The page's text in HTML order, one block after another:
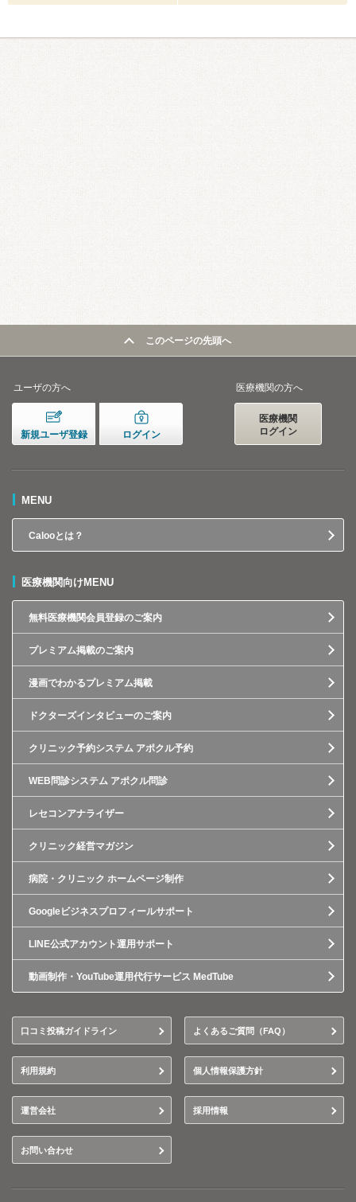
このページの先頭へ
ユーザの方へ
新規ユーザ登録 ログイン
医療機関の方へ
医療機関
ログイン
MENU
Calooとは？
医療機関向けMENU
無料医療機関会員登録のご案内
プレミアム掲載のご案内
漫画でわかるプレミアム掲載
ドクターズインタビューのご案内
クリニック予約システム アポクル予約
WEB問診システム アポクル問診
レセコンアナライザー
クリニック経営マガジン
病院・クリニック ホームページ制作
Googleビジネスプロフィールサポート
LINE公式アカウント運用サポート
動画制作・YouTube運用代行サービス MedTube
口コミ投稿ガイドライン よくあるご質問（FAQ）
利用規約 個人情報保護方針
運営会社 採用情報
お問い合わせ